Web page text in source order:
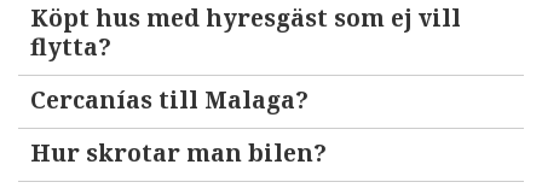
Köpt hus med hyresgäst som ej vill
flytta?
Cercanías till Malaga?
Hur skrotar man bilen?